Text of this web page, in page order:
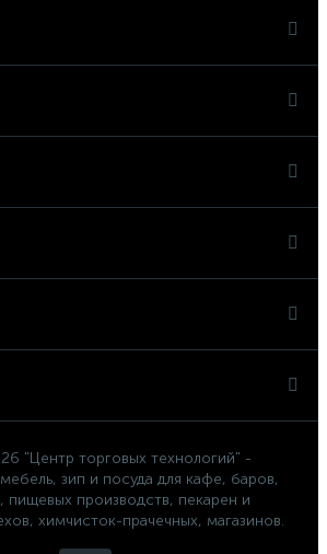
"Центр торговых технологий" -
зип и посуда для кафе, баров,
пищевых производств, пекарен и
химчисток-прачечных, магазинов.